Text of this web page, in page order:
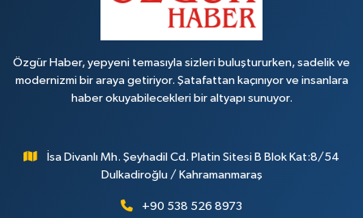
Özgür Haber, yepyeni temasıyla sizleri buluştururken, sadelik ve
modernizmi bir araya getiriyor. Şatafattan kaçınıyor ve insanlara
haber okuyabilecekleri bir altyapı sunuyor.
İsa Divanlı Mh. Şeyhadil Cd. Platin Sitesi B Blok Kat:8/54
Dulkadiroğlu / Kahramanmaraş
+90 538 526 8973